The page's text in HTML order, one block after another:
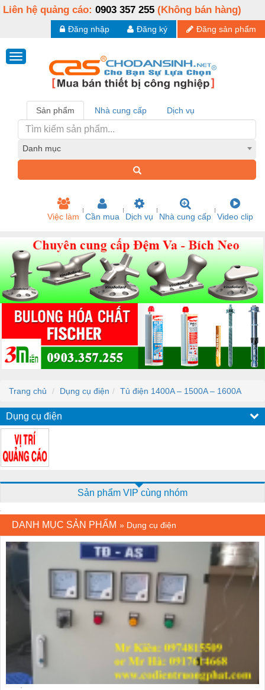
Liên hệ quảng cáo: 0903 357 255 (Không bán hàng)
Đăng sản phẩm
Đăng ký
Đăng nhập
Sản phẩm Nhà cung cấp Dịch vụ
Danh mục
Việc làm Cần mua Dịch vụ Nhà cung cấp Video clip
Trang chủ Dụng cụ điện Tủ điện 1400A – 1500A – 1600A
Dụng cụ điện
Sản phẩm VIP cùng nhóm
DANH MỤC SẢN PHẨM » Dụng cụ điện